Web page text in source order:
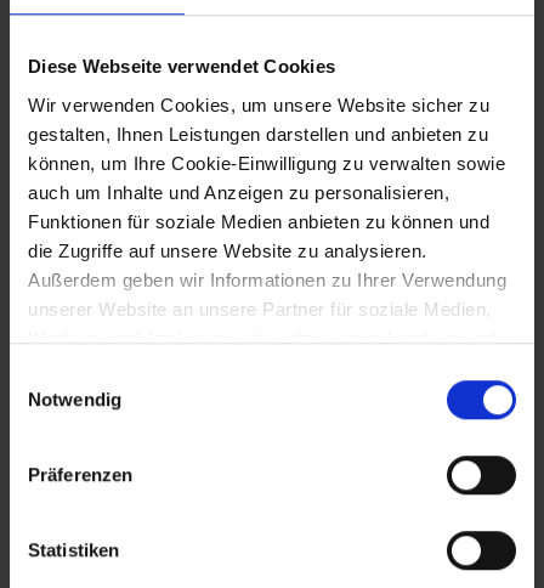
Diese Webseite verwendet Cookies
Wir verwenden Cookies, um unsere Website sicher zu
gestalten, Ihnen Leistungen darstellen und anbieten zu
können, um Ihre Cookie-Einwilligung zu verwalten sowie
auch um Inhalte und Anzeigen zu personalisieren,
Funktionen für soziale Medien anbieten zu können und
die Zugriffe auf unsere Website zu analysieren.
Außerdem geben wir Informationen zu Ihrer Verwendung
unserer Website an unsere Partner für soziale Medien,
Werbung und Analysen weiter, die auch in Ländern sind,
gegeben ist, und in denen Sie Ihre Rechte uU nicht
effektiv durchsetzen können. Unsere Partner führen
diese Informationen möglicherweise mit weiteren Daten
zusammen, die Sie ihnen bereitgestellt haben oder die
haben.
Notwendig
Präferenzen
Statistiken
1912
Übertragung des Marktrechtes von
Unterwaltersdorf an Ebreichsdorf
1912
Gründung von Sportvereinigungen in
durch Richard Teich